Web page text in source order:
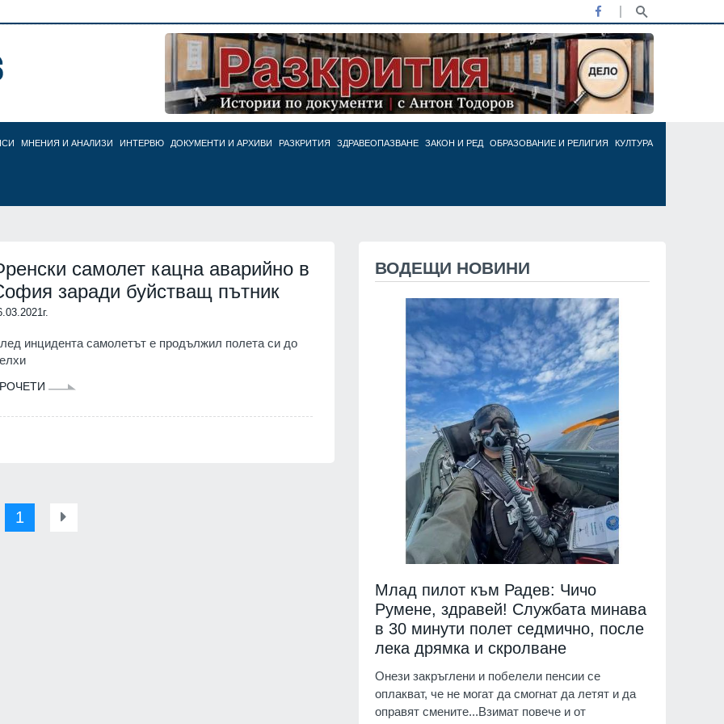
МНЕНИЯ И АНАЛИЗИ ИНТЕРВЮ ДОКУМЕНТИ И АРХИВИ РАЗКРИТИЯ ЗДРАВЕОПАЗВАНЕ ЗАКОН И РЕД ОБРАЗОВАНИЕ И РЕЛИГИЯ КУЛТУРА
самолет кацна аварийно в
заради буйстващ пътник
инцидента самолетът е продължил полета си до
1
ВОДЕЩИ НОВИНИ
Млад пилот към Радев: Чичо
Румене, здравей! Службата минава
в 30 минути полет седмично, после
лека дрямка и скролване
Онези закръглени и побелели пенсии се
оплакват, че не могат да смогнат да летят и да
оправят смените...Взимат повече и от